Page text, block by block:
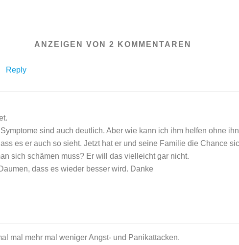
ANZEIGEN VON 2 KOMMENTAREN
Reply
sind auch deutlich. Aber wie kann ich ihm helfen ohne
es er auch so sieht. Jetzt hat er und seine Familie die Chance
sich schämen muss? Er will das vielleicht gar nicht.
dass es wieder besser wird. Danke
mal mehr mal weniger Angst- und Panikattacken.